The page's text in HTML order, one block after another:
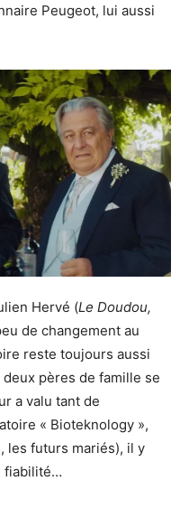
Peugeot, lui aussi
Hervé (Le Doudou,
de changement au
reste toujours aussi
pères de famille se
a valu tant de
« Bioteknology »,
les futurs mariés), il y
fiabilité…